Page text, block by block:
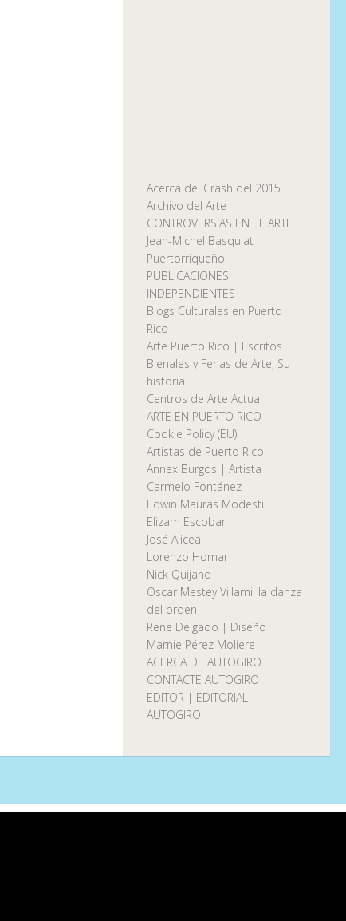
Acerca del Crash del 2015
Archivo del Arte
CONTROVERSIAS EN EL ARTE
Jean-Michel Basquiat
Puertorriqueño
PUBLICACIONES
INDEPENDIENTES
Blogs Culturales en Puerto
Rico
Arte Puerto Rico | Escritos
Bienales y Ferias de Arte, Su
historia
Centros de Arte Actual
ARTE EN PUERTO RICO
Cookie Policy (EU)
Artistas de Puerto Rico
Annex Burgos | Artista
Carmelo Fontánez
Edwin Maurás Modesti
Elizam Escobar
José Alicea
Lorenzo Homar
Nick Quijano
Oscar Mestey Villamil la danza
del orden
Rene Delgado | Diseño
Marnie Pérez Moliere
ACERCA DE AUTOGIRO
CONTACTE AUTOGIRO
EDITOR | EDITORIAL |
AUTOGIRO